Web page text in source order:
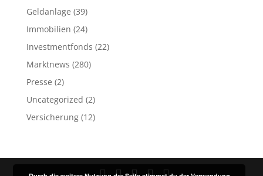
Geldanlage (39)
Immobilien (24)
Investmentfonds (22)
Marktnews (280)
Presse (2)
Uncategorized (2)
Versicherung(12)